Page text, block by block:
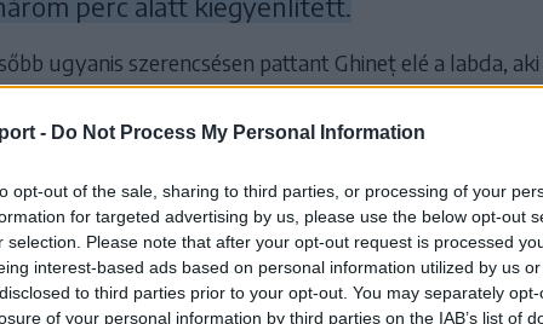
- Do Not Process My Personal Information
opt-out of the sale, sharing to third parties, or processing of your
for targeted advertising by us, please use the below opt-out
selection. Please note that after your opt-out request is processed
interest-based ads based on personal information utilized by us
to third parties prior to your opt-out. You may separately
of your personal information by third parties on the IAB’s list of
ugyanis szerencsésen pattant Ghineț elé a labda, aki
Ungureanut, majd a 72. percben Sigér szerencsétlen
kapott a hazai csapat.
higgadtan értékesítette, így duplázott.
megfogta a Sepsit, amely ezt követően
magához ragadta az irányítást. A 84. percben
találatot les miatt érvénytelenítette a játékvezető.